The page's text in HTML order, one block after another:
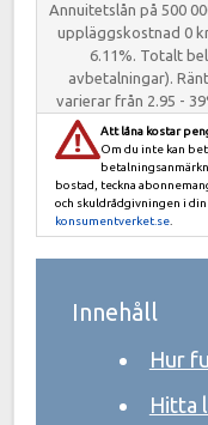
Annuitetslån på 500
uppläggskostnad 0
6.11%. Totalt
avbetalningar).
varierar från 2.95 -
Att låna kostar
Om du inte kan
bostad, teckna
och skuldrådgivningen i
konsumentverket.se
Innehåll
Hur
Hitta